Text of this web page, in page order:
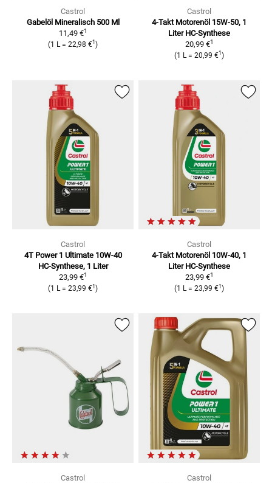
Castrol
Gabelöl Mineralisch 500 Ml
11,49 €1
(1 L= 22,98 €1 )
Castrol
4-Takt Motorenöl 15W-50, 1
Liter HC-Synthese
20,99 €1
(1 L= 20,99 €1 )
Castrol
4T Power 1 Ultimate 10W-40
HC-Synthese, 1 Liter
23,99 €1
(1 L= 23,99 €1 )
Castrol
4-Takt Motorenöl 10W-40, 1
Liter HC-Synthese
23,99 €1
(1 L= 23,99 €1 )
Castrol
Castrol